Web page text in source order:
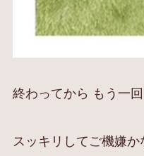
終わってから もう一回
スッキリしてご機嫌か